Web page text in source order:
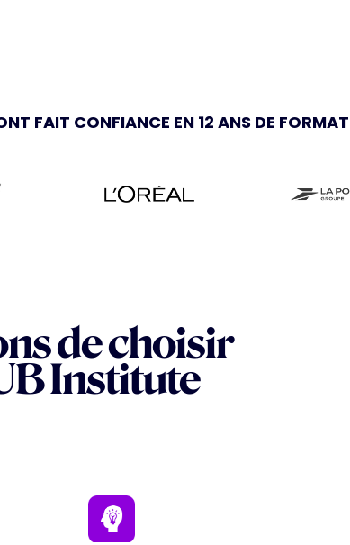
FAIT CONFIANCE EN 12 ANS DE
de choisir
Institute